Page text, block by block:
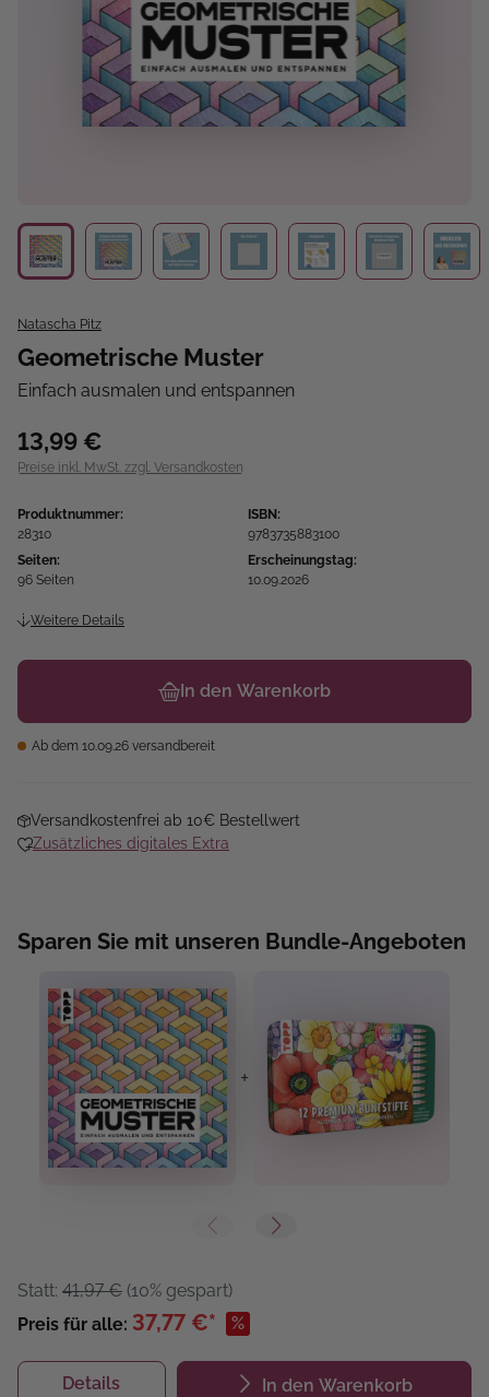
Natascha Pitz
Geometrische Muster
Einfach ausmalen und entspannen
13,99 €
Preise inkl. MwSt. zzgl. Versandkosten
Produktnummer:
28310
ISBN:
9783735883100
Seiten:
96 Seiten
Erscheinungstag:
10.09.2026
Weitere Details
In den Warenkorb
Ab dem 10.09.26 versandbereit
Versandkostenfrei ab 10€ Bestellwert
Zusätzliches digitales Extra
Sparen Sie mit unseren Bundle-Angeboten
+
Statt: 41,97 € (10% gespart)
Preis für alle: 37,77 €* %
Details In den Warenkorb